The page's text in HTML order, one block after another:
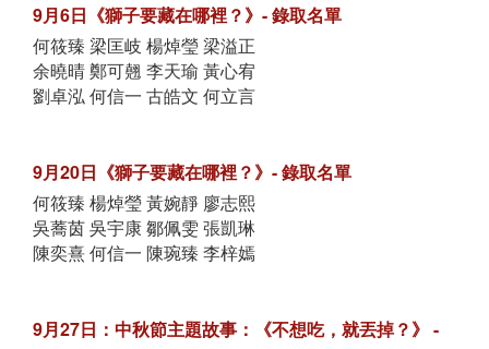
9月6日《獅子要藏在哪裡？》- 錄取名單
何筱臻 梁匡岐 楊焯瑩 梁溢正
余曉晴 鄭可翹 李天瑜 黃心宥
劉卓泓 何信一 古皓文 何立言
9月20日《獅子要藏在哪裡？》- 錄取名單
何筱臻 楊焯瑩 黃婉靜 廖志熙
吳蕎茵 吳宇康 鄒佩雯 張凱琳
陳奕熹 何信一 陳琬臻 李梓嫣
9月27日：中秋節主題故事：《不想吃，就丟掉？》 -